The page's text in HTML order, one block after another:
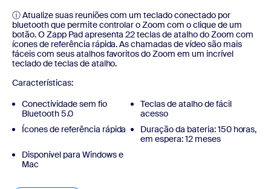
ⓘ Atualize suas reuniões com um teclado conectado por
bluetooth que permite controlar o Zoom com o clique de um
botão. O Zapp Pad apresenta 22 teclas de atalho do Zoom com
ícones de referência rápida. As chamadas de vídeo são mais
fáceis com seus atalhos favoritos do Zoom em um incrível
teclado de teclas de atalho.
Características:
Conectividade sem fio
Bluetooth 5.0
Teclas de atalho de fácil
acesso
Ícones de referência rápida ​
Duração da bateria: 150 horas,
em espera: 12 meses
Disponível para Windows e
Mac